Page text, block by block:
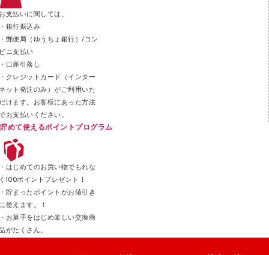
スティックのり
クリップ
カッター
支払いに関しては、
銀行振込み
郵便局（ゆうちょ銀行）/コン
ニ支払い
口座引落し
クレジットカード（インター
ット発注のみ）がご利用いた
けます。お客様にあった方法
お支払いください。
貯めて使えるポイントプログラム
はじめてのお買い物でもれな
100ポイントプレゼント！
貯まったポイントがお値引き
使えます。！
お菓子をはじめ楽しい交換商
がたくさん。